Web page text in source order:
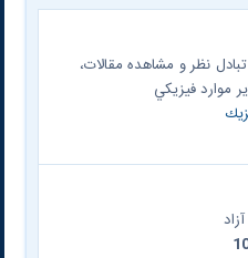
نظر و مشاهده مقالات،
موارد فيزيكي